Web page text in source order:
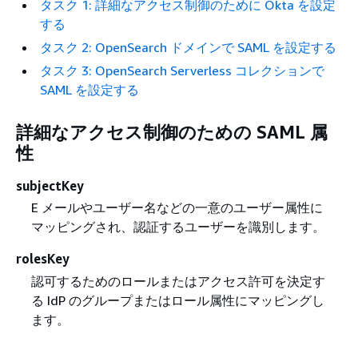
タスク 1: 詳細なアクセス制御のために Okta を設定
する
タスク 2: OpenSearch ドメインで SAML を設定する
タスク 3: OpenSearch Serverless コレクションで
SAML を設定する
詳細なアクセス制御のための SAML 属
性
subjectKey
E メールやユーザー名などの一意のユーザー属性に
マッピングされ、認証するユーザーを識別します。
rolesKey
認可するためのロールまたはアクセス許可を決定す
る IdP のグループまたはロール属性にマッピングし
ます。